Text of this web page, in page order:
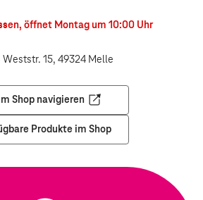
öffnet Montagum 10:00Uhr
Weststr. 15, 49324 Melle
Shop navigieren
Öffnet in einem neuen Tab
Produkte im Shop